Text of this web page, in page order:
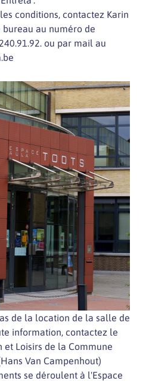
conditions, contactez Karin
bureau au numéro de
ou par mail au
de la location de la salle de
information, contactez le
et Loisirs de la Commune
Van Campenhout)
se déroulent à l'Espace